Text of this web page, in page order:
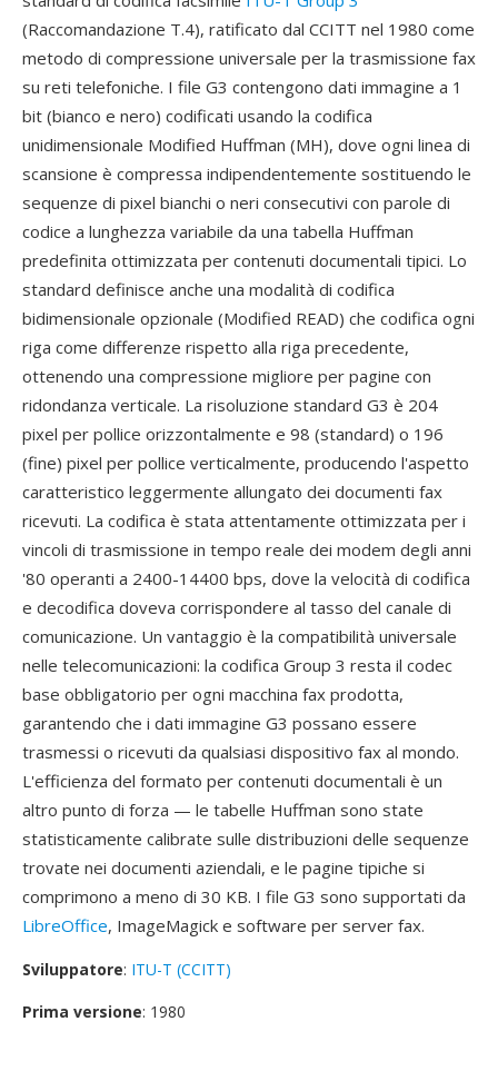
(Raccomandazione T.4), ratificato dal CCITT nel 1980 come
metodo di compressione universale per la trasmissione fax
su reti telefoniche. I file G3 contengono dati immagine a 1
bit (bianco e nero) codificati usando la codifica
unidimensionale Modified Huffman (MH), dove ogni linea di
scansione è compressa indipendentemente sostituendo le
sequenze di pixel bianchi o neri consecutivi con parole di
codice a lunghezza variabile da una tabella Huffman
predefinita ottimizzata per contenuti documentali tipici. Lo
standard definisce anche una modalità di codifica
bidimensionale opzionale (Modified READ) che codifica ogni
riga come differenze rispetto alla riga precedente,
ottenendo una compressione migliore per pagine con
ridondanza verticale. La risoluzione standard G3 è 204
pixel per pollice orizzontalmente e 98 (standard) o 196
(fine) pixel per pollice verticalmente, producendo l'aspetto
caratteristico leggermente allungato dei documenti fax
ricevuti. La codifica è stata attentamente ottimizzata per i
vincoli di trasmissione in tempo reale dei modem degli anni
'80 operanti a 2400-14400 bps, dove la velocità di codifica
e decodifica doveva corrispondere al tasso del canale di
comunicazione. Un vantaggio è la compatibilità universale
nelle telecomunicazioni: la codifica Group 3 resta il codec
base obbligatorio per ogni macchina fax prodotta,
garantendo che i dati immagine G3 possano essere
trasmessi o ricevuti da qualsiasi dispositivo fax al mondo.
L'efficienza del formato per contenuti documentali è un
altro punto di forza — le tabelle Huffman sono state
statisticamente calibrate sulle distribuzioni delle sequenze
trovate nei documenti aziendali, e le pagine tipiche si
comprimono a meno di 30 KB. I file G3 sono supportati da
LibreOffice, ImageMagick e software per server fax.
Sviluppatore: ITU-T (CCITT)
Prima versione: 1980